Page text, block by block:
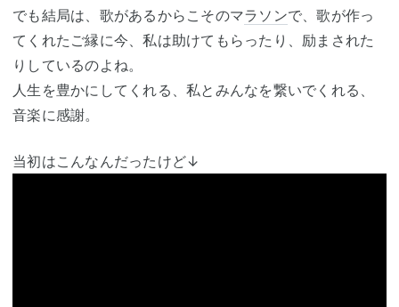
でも結局は、歌があるからこそのマラソンで、歌が作っ
てくれたご縁に今、私は助けてもらったり、励まされた
りしているのよね。
人生を豊かにしてくれる、私とみんなを繋いでくれる、
音楽に感謝。
当初はこんなんだったけど↓